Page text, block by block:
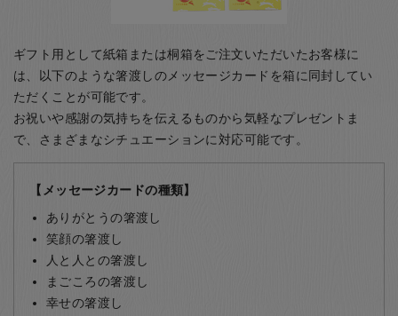
ギフト用として紙箱または桐箱をご注文いただいたお客様に
は、以下のような箸渡しのメッセージカードを箱に同封してい
ただくことが可能です。
お祝いや感謝の気持ちを伝えるものから気軽なプレゼントま
で、さまざまなシチュエーションに対応可能です。
【メッセージカードの種類】
ありがとうの箸渡し
笑顔の箸渡し
人と人との箸渡し
まごころの箸渡し
幸せの箸渡し